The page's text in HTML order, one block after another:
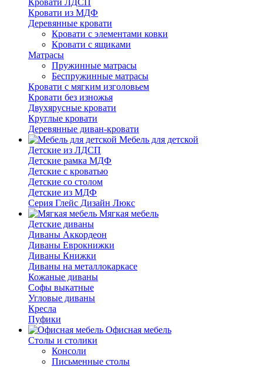
Кровати ЛДСП
Кровати из МДФ
Деревянные кровати
Кровати с элементами ковки
Кровати с ящиками
Матрасы
Пружинные матрасы
Беспружинные матрасы
Кровати с мягким изголовьем
Кровати без изножья
Двухярусные кровати
Круглые кровати
Деревянные диван-кровати
Мебель для детской
Детские из ЛДСП
Детские рамка МДФ
Детские с кроватью
Детские со столом
Детские из МДФ
Серия Глейс Дизайн Люкс
Мягкая мебель
Детские диваны
Диваны Аккордеон
Диваны Еврокнижки
Диваны Книжки
Диваны на металлокаркасе
Кожаные диваны
Софы выкатные
Угловые диваны
Кресла
Пуфики
Офисная мебель
Столы и столики
Консоли
Письменные столы